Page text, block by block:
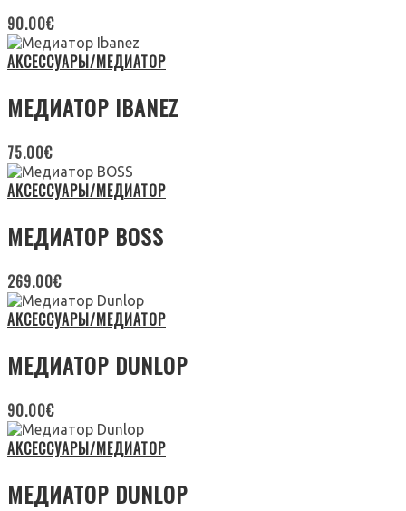
90.00€
АКСЕССУАРЫ/МЕДИАТОР
МЕДИАТОР IBANEZ
75.00€
АКСЕССУАРЫ/МЕДИАТОР
МЕДИАТОР BOSS
269.00€
АКСЕССУАРЫ/МЕДИАТОР
МЕДИАТОР DUNLOP
90.00€
АКСЕССУАРЫ/МЕДИАТОР
МЕДИАТОР DUNLOP